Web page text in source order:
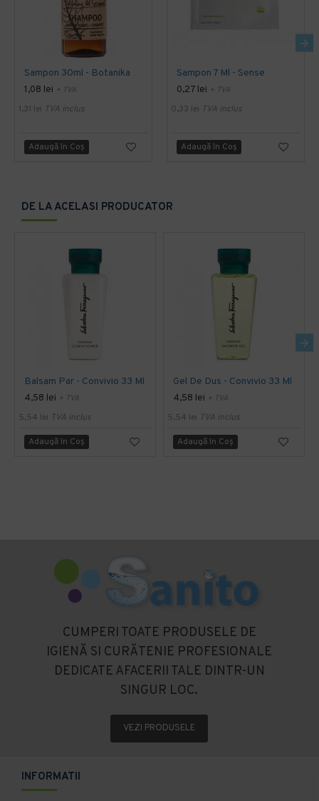
Sampon 30ml - Botanika
1,08 lei + TVA
1,31 lei TVA inclus
Adaugă în Coş
Sampon 7 Ml - Sense
0,27 lei + TVA
0,33 lei TVA inclus
Adaugă în Coş
DE LA ACELASI PRODUCATOR
Balsam Par - Convivio 33 Ml
4,58 lei + TVA
5,54 lei TVA inclus
Adaugă în Coş
Gel De Dus - Convivio 33 Ml
4,58 lei + TVA
5,54 lei TVA inclus
Adaugă în Coş
CUMPERI TOATE PRODUSELE DE
IGIENĂ SI CURĂTENIE PROFESIONALE
DEDICATE AFACERII TALE DINTR-UN
SINGUR LOC.
VEZI PRODUSELE
INFORMATII